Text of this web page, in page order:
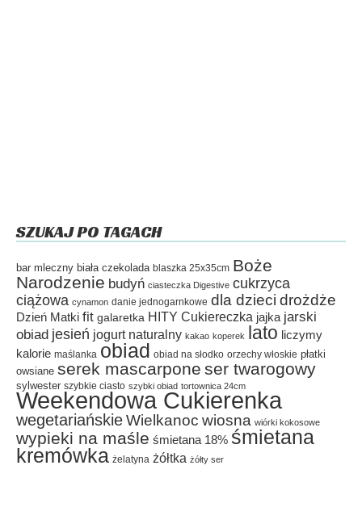
SZUKAJ PO TAGACH
bar mleczny biała czekolada blaszka 25x35cm Boże
Narodzenie budyń ciasteczka Digestive cukrzyca
ciążowa cynamon danie jednogarnkowe dla dzieci drożdże
Dzień Matki fit galaretka HITY Cukiereczka jajka jarski
obiad jesień jogurt naturalny kakao koperek lato liczymy
kalorie maślanka obiad obiad na słodko orzechy włoskie płatki
owsiane serek mascarpone ser twarogowy
sylwester szybkie ciasto szybki obiad tortownica 24cm
Weekendowa Cukierenka
wegetariańskieWielkanoc wiosna wiórki kokosowe
wypieki na maśle śmietana 18% śmietana
kremówka żelatyna żółtka żółty ser